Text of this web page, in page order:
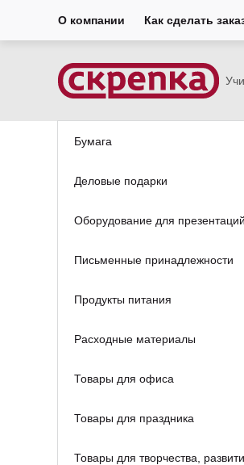
О компании Как сделать
Бумага
Деловые подарки
Оборудование для презентаций
Письменные принадлежности
Продукты питания
Расходные материалы
Товары для офиса
Товары для праздника
Товары для творчества,